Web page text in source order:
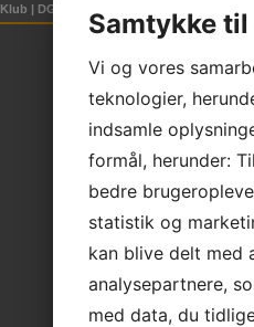
| DGI Huset Hal 2, Willy Sørensens
Samtykke
Vi og vores
teknologier,
indsamle
formål, herunder:
bedre
statistik og
kan blive delt med
analysepartnere,
med data, du